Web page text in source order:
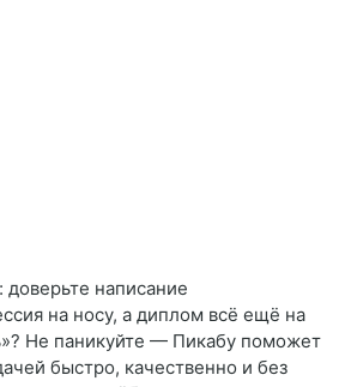
написание
на носу, а диплом всё ещё на
Не паникуйте — Пикабу поможет
быстро, качественно и без